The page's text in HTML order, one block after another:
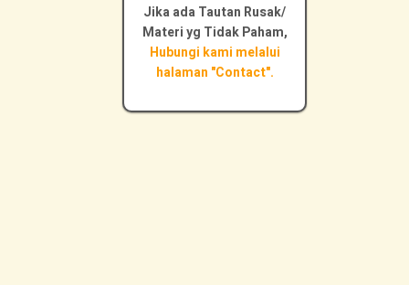
Jika ada Tautan Rusak/
Materi yg Tidak Paham,
Hubungi kami melalui
halaman "Contact".